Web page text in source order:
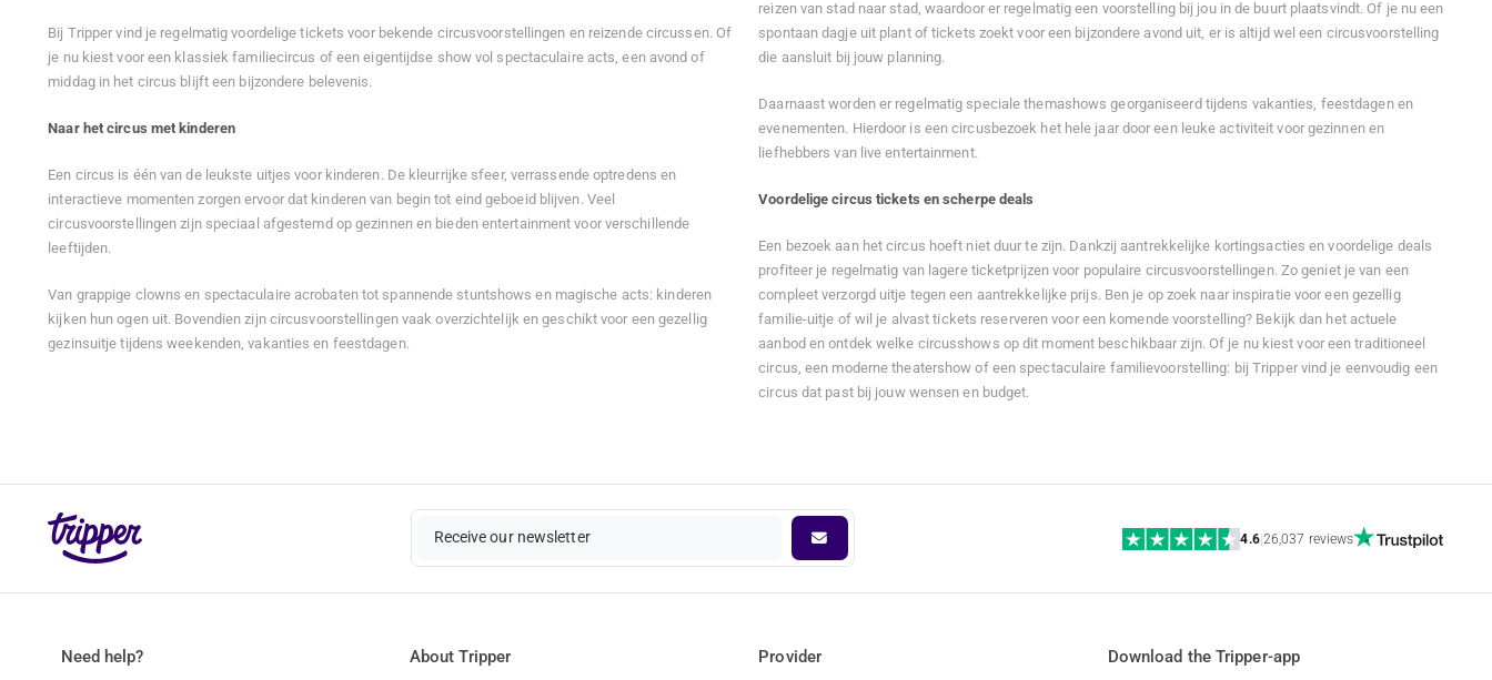
Bij Tripper vind je regelmatig voordelige tickets voor bekende circusvoorstellingen en reizende circussen. Of
je nu kiest voor een klassiek familiecircus of een eigentijdse show vol spectaculaire acts, een avond of
middag in het circus blijft een bijzondere belevenis.
Naar het circus met kinderen
Een circus is één van de leukste uitjes voor kinderen. De kleurrijke sfeer, verrassende optredens en
interactieve momenten zorgen ervoor dat kinderen van begin tot eind geboeid blijven. Veel
circusvoorstellingen zijn speciaal afgestemd op gezinnen en bieden entertainment voor verschillende
leeftijden.
Van grappige clowns en spectaculaire acrobaten tot spannende stuntshows en magische acts: kinderen
kijken hun ogen uit. Bovendien zijn circusvoorstellingen vaak overzichtelijk en geschikt voor een gezellig
gezinsuitje tijdens weekenden, vakanties en feestdagen.
reizen van stad naar stad, waardoor er regelmatig een voorstelling bij jou in de buurt plaatsvindt. Of je nu een
spontaan dagje uit plant of tickets zoekt voor een bijzondere avond uit, er is altijd wel een circusvoorstelling
die aansluit bij jouw planning.
Daarnaast worden er regelmatig speciale themashows georganiseerd tijdens vakanties, feestdagen en
evenementen. Hierdoor is een circusbezoek het hele jaar door een leuke activiteit voor gezinnen en
liefhebbers van live entertainment.
Voordelige circus tickets en scherpe deals
Een bezoek aan het circus hoeft niet duur te zijn. Dankzij aantrekkelijke kortingsacties en voordelige deals
profiteer je regelmatig van lagere ticketprijzen voor populaire circusvoorstellingen. Zo geniet je van een
compleet verzorgd uitje tegen een aantrekkelijke prijs. Ben je op zoek naar inspiratie voor een gezellig
familie-uitje of wil je alvast tickets reserveren voor een komende voorstelling? Bekijk dan het actuele
aanbod en ontdek welke circusshows op dit moment beschikbaar zijn. Of je nu kiest voor een traditioneel
circus, een moderne theatershow of een spectaculaire familievoorstelling: bij Tripper vind je eenvoudig een
circus dat past bij jouw wensen en budget.
Receive our newsletter 4.6|26,037 reviews
Need help? About Tripper Provider Download the Tripper-app